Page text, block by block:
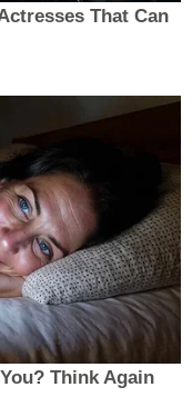
That Can
Think Again